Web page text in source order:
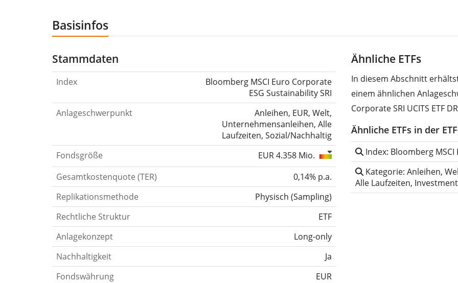
Basisinfos
Stammdaten
Index
Bloomberg MSCI Euro Corporate
ESG Sustainability SRI
Anlageschwerpunkt
Anleihen, EUR, Welt,
Unternehmensanleihen, Alle
Laufzeiten, Sozial/Nachhaltig
Fondsgröße
EUR 4.358 Mio.
Gesamtkostenquote (TER)
0,14% p.a.
Replikationsmethode
Physisch (Sampling)
Rechtliche Struktur
ETF
Anlagekonzept
Long-only
Nachhaltigkeit
Ja
Fondswährung
EUR
Ähnliche ETFs
In diesem Abschnitt
einem ähnlichen
Corporate SRI UCITS ETF
Ähnliche ETFs in der
Index: Bloomberg
Kategorie: Anleihen,
Alle Laufzeiten,